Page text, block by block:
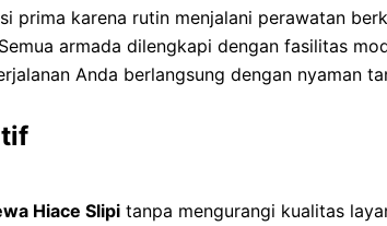
prima karena rutin menjalani perawatan
armada dilengkapi dengan fasilitas
Anda berlangsung dengan nyaman
Hiace Slipi tanpa mengurangi kualitas